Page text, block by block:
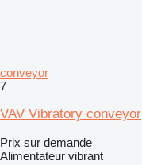
conveyor
7
VAV Vibratory conveyor
Prix sur demande
Alimentateur vibrant